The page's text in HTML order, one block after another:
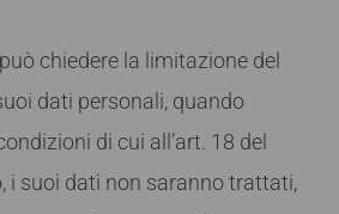
chiedere la limitazione del
dati personali, quando
di cui all’art. 18 del
i suoi dati non saranno trattati,